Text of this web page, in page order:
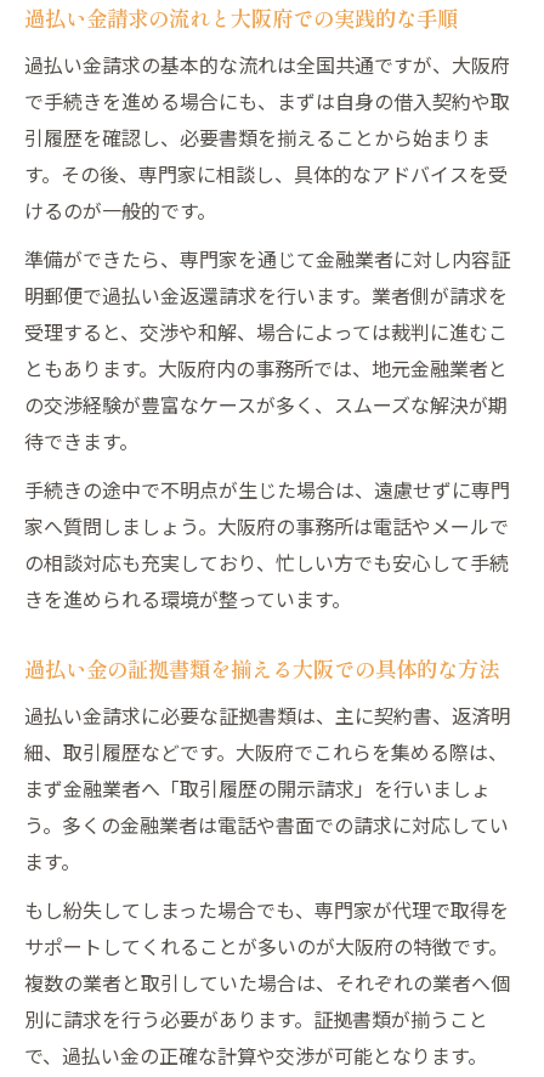
過払い金請求の流れと大阪府での実践的な手順
過払い金請求の基本的な流れは全国共通ですが、大阪府
で手続きを進める場合にも、まずは自身の借入契約や取
引履歴を確認し、必要書類を揃えることから始まりま
す。その後、専門家に相談し、具体的なアドバイスを受
けるのが一般的です。
準備ができたら、専門家を通じて金融業者に対し内容証
明郵便で過払い金返還請求を行います。業者側が請求を
受理すると、交渉や和解、場合によっては裁判に進むこ
ともあります。大阪府内の事務所では、地元金融業者と
の交渉経験が豊富なケースが多く、スムーズな解決が期
待できます。
手続きの途中で不明点が生じた場合は、遠慮せずに専門
家へ質問しましょう。大阪府の事務所は電話やメールで
の相談対応も充実しており、忙しい方でも安心して手続
きを進められる環境が整っています。
過払い金の証拠書類を揃える大阪での具体的な方法
過払い金請求に必要な証拠書類は、主に契約書、返済明
細、取引履歴などです。大阪府でこれらを集める際は、
まず金融業者へ「取引履歴の開示請求」を行いましょ
う。多くの金融業者は電話や書面での請求に対応してい
ます。
もし紛失してしまった場合でも、専門家が代理で取得を
サポートしてくれることが多いのが大阪府の特徴です。
複数の業者と取引していた場合は、それぞれの業者へ個
別に請求を行う必要があります。証拠書類が揃うこと
で、過払い金の正確な計算や交渉が可能となります。